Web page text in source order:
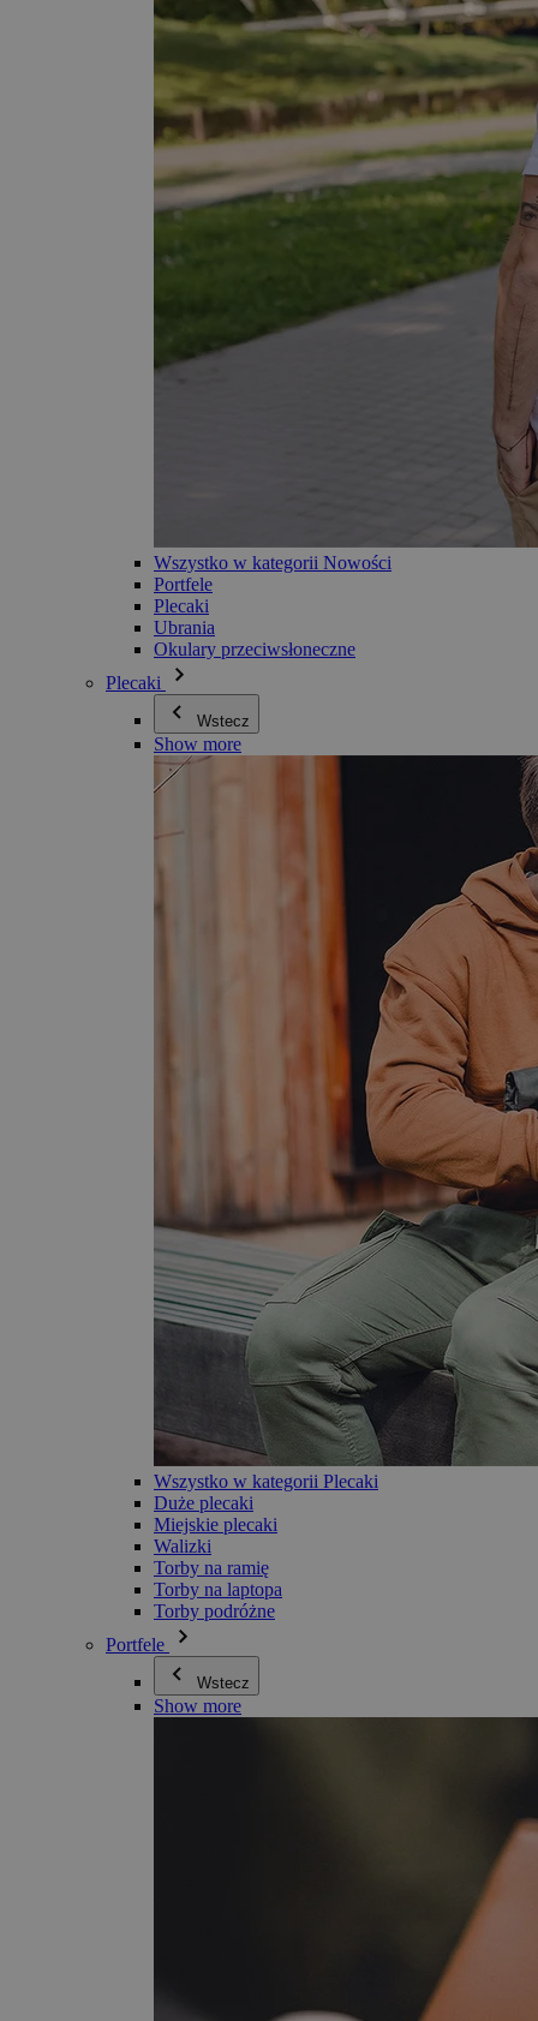
Wszystko w kategorii Nowości
Portfele
Plecaki
Ubrania
Okulary przeciwsłoneczne
Plecaki
Wstecz
Show more
Wszystko w kategorii Plecaki
Duże plecaki
Miejskie plecaki
Walizki
Torby na ramię
Torby na laptopa
Torby podróżne
Portfele
Wstecz
Show more